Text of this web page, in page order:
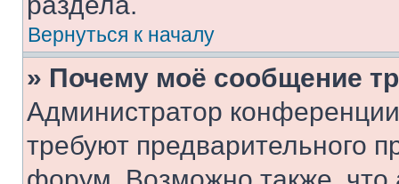
Вернуться к началу
» Почему моё сообщение
Администратор
требуют предварительного